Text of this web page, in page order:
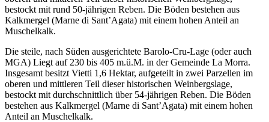
bestockt mit rund 50-jährigen Reben. Die Böden bestehen aus
Kalkmergel (Marne di Sant’Agata) mit einem hohen Anteil an
Muschelkalk.
Die steile, nach Süden ausgerichtete Barolo-Cru-Lage (oder auch
MGA) Liegt auf 230 bis 405 m.ü.M. in der Gemeinde La Morra.
Insgesamt besitzt Vietti 1,6 Hektar, aufgeteilt in zwei Parzellen im
oberen und mittleren Teil dieser historischen Weinbergslage,
bestockt mit durchschnittlich über 54-jährigen Reben. Die Böden
bestehen aus Kalkmergel (Marne di Sant’Agata) mit einem hohen
Anteil an Muschelkalk.